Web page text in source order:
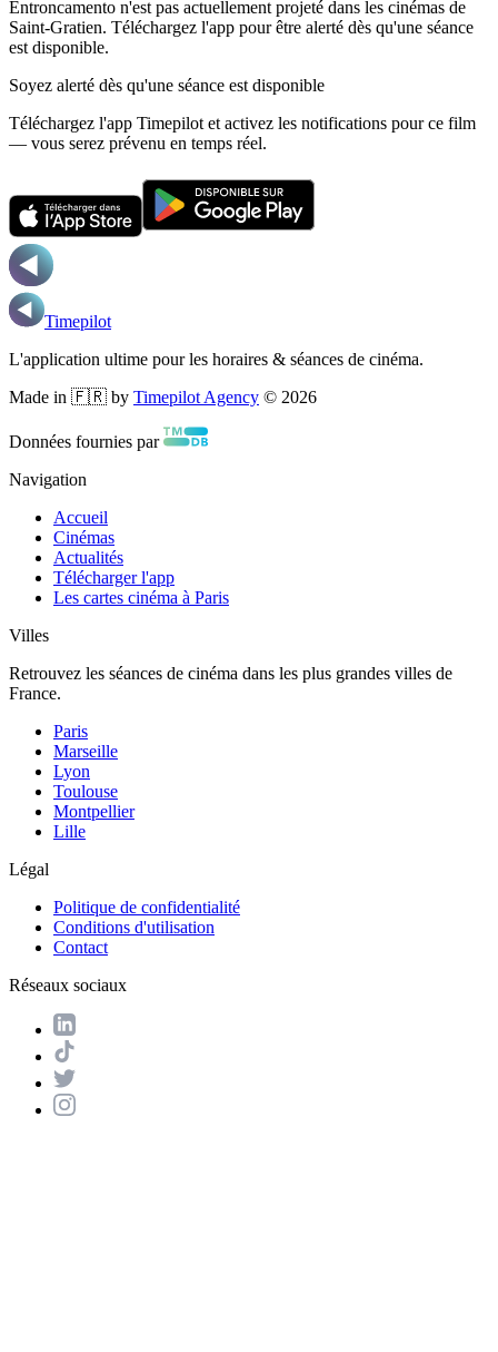
Entroncamento n'est pas actuellement projeté dans les cinémas de
Saint-Gratien. Téléchargez l'app pour être alerté dès qu'une séance
est disponible.
Soyez alerté dès qu'une séance est disponible
Téléchargez l'app Timepilot et activez les notifications pour ce film
— vous serez prévenu en temps réel.
Timepilot
L'application ultime pour les horaires & séances de cinéma.
Made in 🇫🇷 by Timepilot Agency © 2026
Données fournies par
Navigation
Accueil
Cinémas
Actualités
Télécharger l'app
Les cartes cinéma à Paris
Villes
Retrouvez les séances de cinéma dans les plus grandes villes de
France.
Paris
Marseille
Lyon
Toulouse
Montpellier
Lille
Légal
Politique de confidentialité
Conditions d'utilisation
Contact
Réseaux sociaux